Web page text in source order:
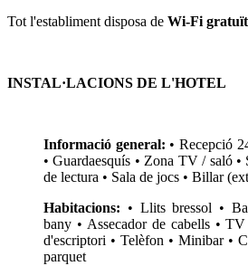
Tot l'establiment disposa de Wi-Fi gratuït
INSTAL·LACIONS DE L'HOTEL
Informació general: • Recepció
• Guardaesquís • Zona TV / saló •
de lectura • Sala de jocs • Billar
Habitacions: • Llits bressol •
bany • Assecador de cabells •
d'escriptori • Telèfon • Minibar •
parquet